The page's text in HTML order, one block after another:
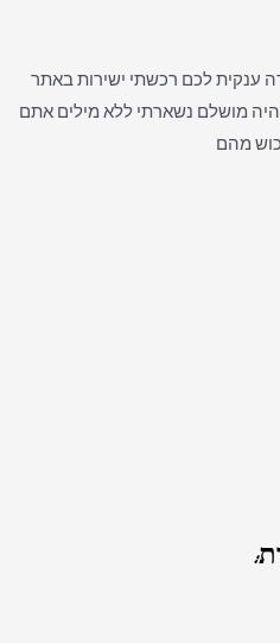
ענקית לכם רכשתי ישירות באתר
היה מושלם נשארתי ללא מילים אתם
מהם